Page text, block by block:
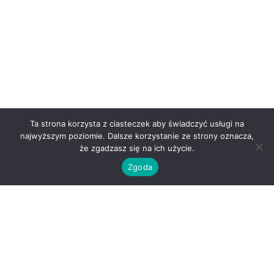
Ta strona korzysta z ciasteczek aby świadczyć usługi na
najwyższym poziomie. Dalsze korzystanie ze strony oznacza,
że zgadzasz się na ich użycie.
Zgoda